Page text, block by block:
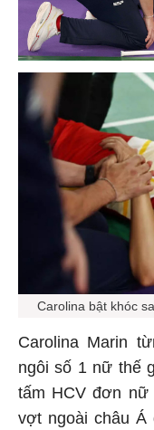
Carolina bật khóc
Carolina Marin
ngôi số 1 nữ thế
tấm HCV đơn nữ
vợt ngoài châu Á